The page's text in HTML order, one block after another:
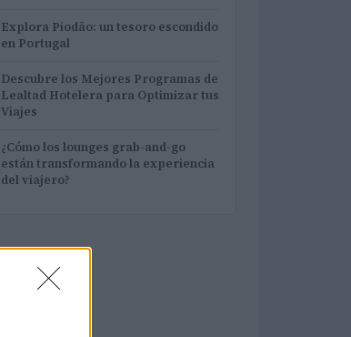
Explora Piodão: un tesoro escondido
en Portugal
Descubre los Mejores Programas de
Lealtad Hotelera para Optimizar tus
Viajes
¿Cómo los lounges grab-and-go
están transformando la experiencia
del viajero?